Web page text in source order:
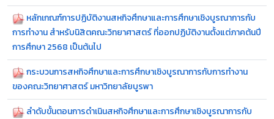
หลักเกณฑ์การปฏิบัติงานสหกิจศึกษาและการศึกษาเชิงบูรณาการกับ
การทำงาน สำหรับนิสิตคณะวิทยาศาสตร์ ที่ออกปฏิบัติงานตั้งแต่ภาคต้นปี
การศึกษา 2568 เป็นต้นไป
กระบวนการสหกิจศึกษาและการศึกษาเชิงบูรณาการกับการทำงาน
ของคณะวิทยาศาสตร์ มหาวิทยาลัยบูรพา
ลำดับขั้นตอนการดำเนินสหกิจศึกษาและการศึกษาเชิงบูรณาการกับ